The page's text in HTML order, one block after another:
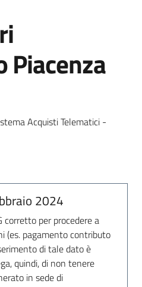
Piacenza
Acquisti Telematici -
2024
corretto per procedere a
(es. pagamento contributo
di tale dato è
quindi, di non tenere
in sede di